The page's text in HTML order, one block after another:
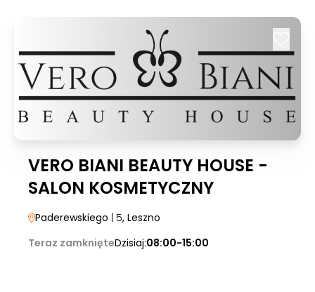
VERO BIANI BEAUTY HOUSE -
SALON KOSMETYCZNY
Paderewskiego | 5, Leszno
Teraz zamknięteDzisiaj:08:00-15:00